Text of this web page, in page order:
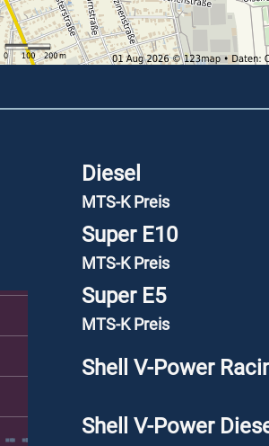
Diesel
MTS-K Preis
Super E10
MTS-K Preis
Super E5
MTS-K Preis
Shell V-Power
Shell V-Power